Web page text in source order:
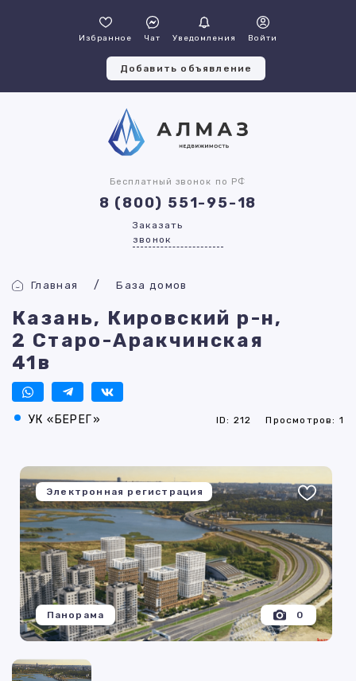
Избранное Чат Уведомления Войти
Добавить объявление
Бесплатный звонок по РФ
8 (800) 551-95-18
Заказать
звонок
Главная База домов
Казань, Кировский р-н,
2 Старо-Аракчинская
41в
УК «БЕРЕГ» ID: 212 Просмотров: 1
Электронная регистрация
0
Панорама